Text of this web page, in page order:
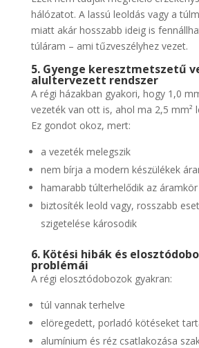
hálózatot. A lassú leoldás vagy a
miatt akár hosszabb ideig is
túláram – ami tűzveszélyhez vezet.
5. Gyenge keresztmetszetű
alultervezett rendszer
A régi házakban gyakori, hogy 1,0
vezeték van ott is, ahol ma 2,5 mm²
Ez gondot okoz, mert:
a vezeték melegszik
nem bírja a modern készülékek
hamarabb túlterhelődik az áramkör
biztosíték leold vagy, rosszabb
szigetelése károsodik
6. Kötési hibák és
problémái
A régi elosztódobozok gyakran:
túl vannak terhelve
elöregedett, porladó kötéseket
alumínium és réz csatlakozása